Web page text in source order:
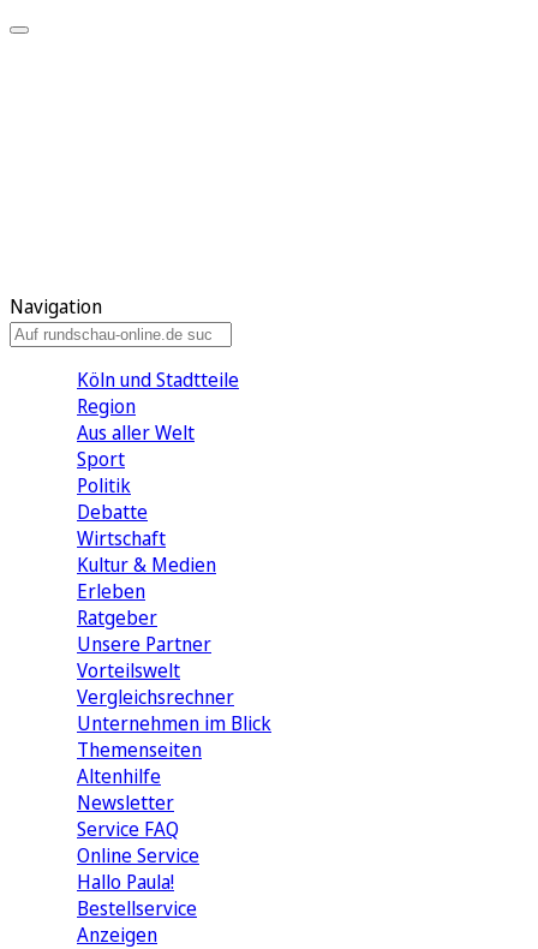
Navigation
Köln und Stadtteile
Region
Aus aller Welt
Sport
Politik
Debatte
Wirtschaft
Kultur & Medien
Erleben
Ratgeber
Unsere Partner
Vorteilswelt
Vergleichsrechner
Unternehmen im Blick
Themenseiten
Altenhilfe
Newsletter
Service FAQ
Online Service
Hallo Paula!
Bestellservice
Anzeigen